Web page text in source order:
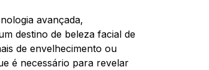
avançada,
destino de beleza facial de
de envelhecimento ou
é necessário para revelar